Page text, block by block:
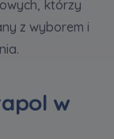
i usług
oraz
przez
którzy
z wyborem i
w